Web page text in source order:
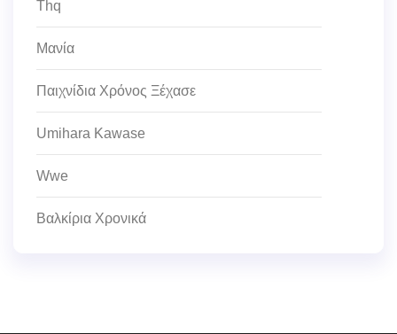
Thq
Μανία
Παιχνίδια Χρόνος Ξέχασε
Umihara Kawase
Wwe
Βαλκίρια Χρονικά